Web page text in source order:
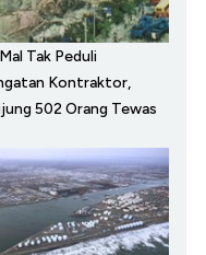
Tak Peduli
Kontraktor,
502 Orang Tewas